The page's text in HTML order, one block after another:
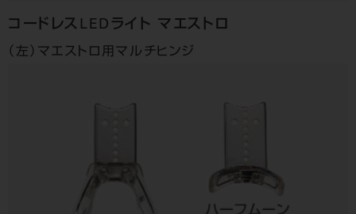
コードレスLEDライト マエストロ
（左）マエストロ用マルチヒンジ